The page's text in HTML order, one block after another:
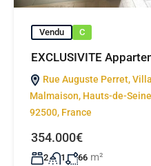
Vendu C
EXCLUSIVITE
Rue Auguste Perret,
Malmaison, Hauts-de-
92500, France
354.000€
2 1 66 m²